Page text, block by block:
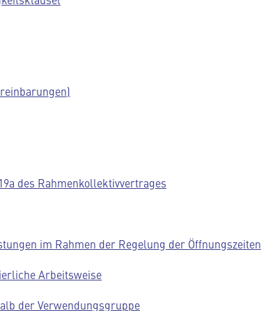
des Rahmenkollektivvertrages
im Rahmen der Regelung der Öffnungszeiten
Arbeitsweise
der Verwendungsgruppe